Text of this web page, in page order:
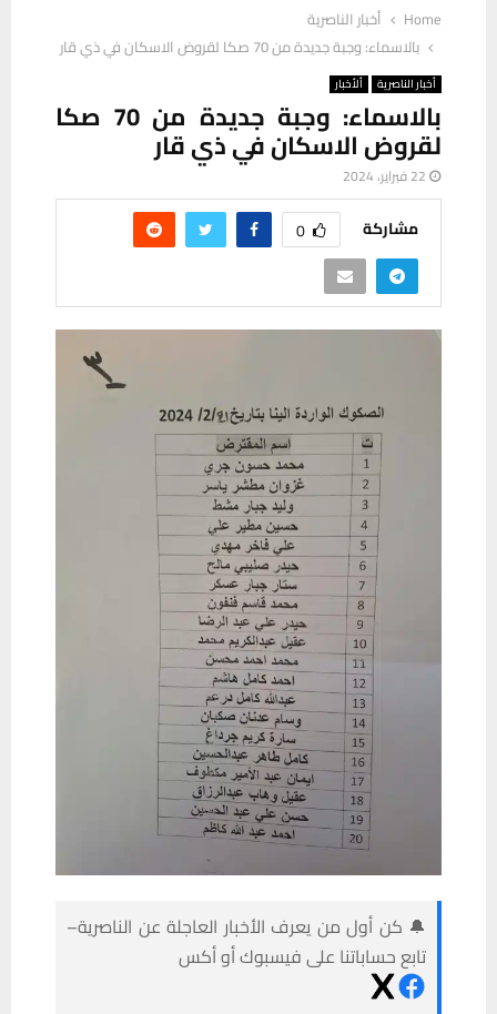
Home
أخبار الناصرية
بالاسماء: وجبة جديدة من 70 صكا لقروض الاسكان في ذي قار
أخبار الناصرية ألأخبار
بالاسماء: وجبة جديدة من 70 صكا
لقروض الاسكان في ذي قار
22 فبراير، 2024
مشاركة 0
🔔 كن أول من يعرف الأخبار العاجلة عن الناصرية–
تابع حساباتنا على فيسبوك أو أكس